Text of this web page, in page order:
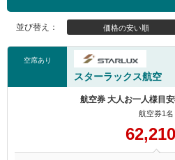
並び替え： 価格の安い順
空席あり
スターラックス航空
航空券 大人お一人様目
航空券1名
62,210